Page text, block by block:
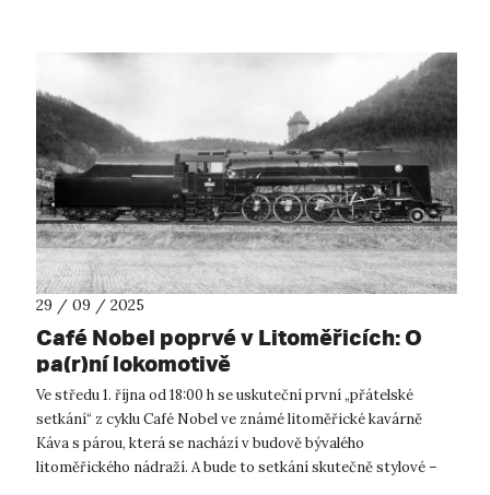
29 / 09 / 2025
Café Nobel poprvé v Litoměřicích: O
pa(r)ní lokomotivě
Ve středu 1. října od 18:00 h se uskuteční první „přátelské
setkání“ z cyklu Café Nobel ve známé litoměřické kavárně
Káva s párou, která se nachází v budově bývalého
litoměřického nádraží. A bude to setkání skutečně stylové –